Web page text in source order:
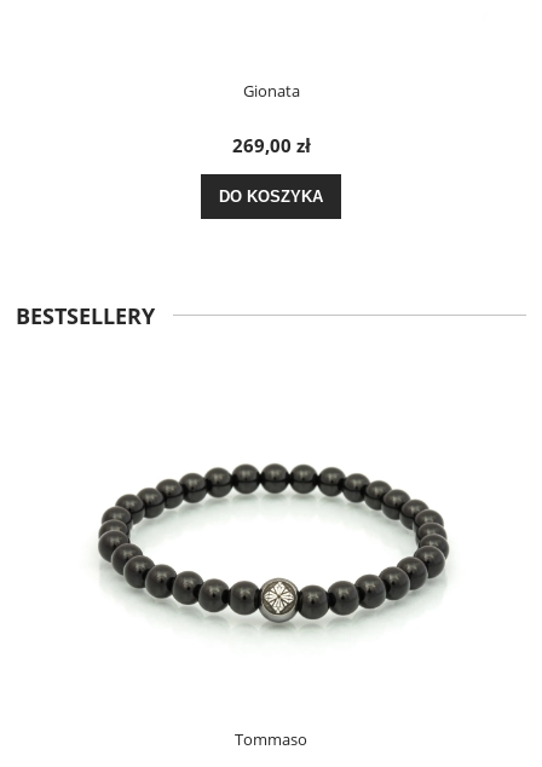
Gionata
269,00 zł
DO KOSZYKA
BESTSELLERY
Tommaso